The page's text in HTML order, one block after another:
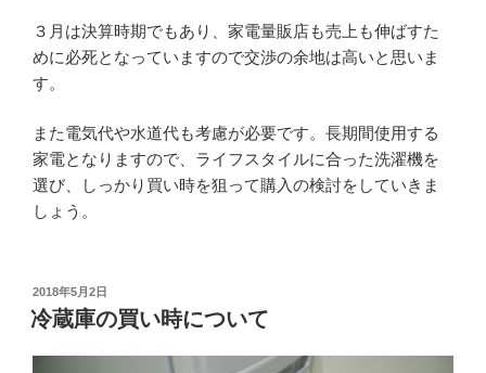
３月は決算時期でもあり、家電量販店も売上も伸ばすた
めに必死となっていますので交渉の余地は高いと思いま
す。
また電気代や水道代も考慮が必要です。長期間使用する
家電となりますので、ライフスタイルに合った洗濯機を
選び、しっかり買い時を狙って購入の検討をしていきま
しょう。
投
稿
日:
2018年5月2日
冷蔵庫の買い時について